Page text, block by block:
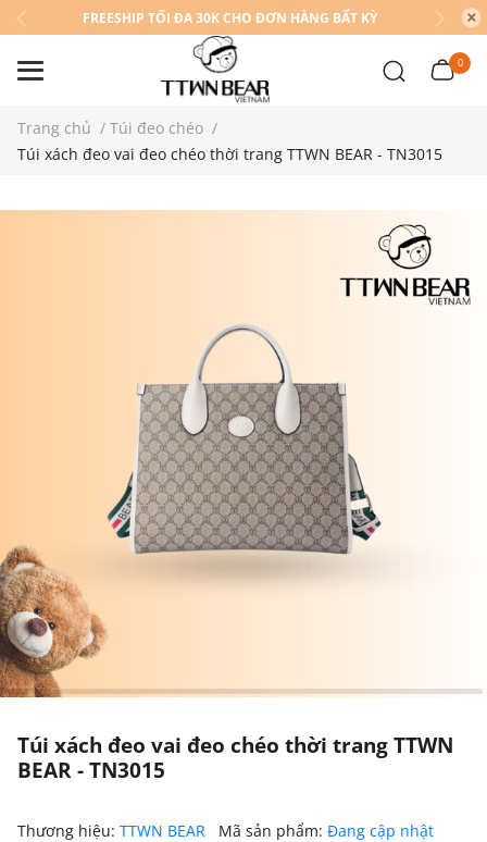
FREESHIP TỐI ĐA 30K CHO ĐƠN HÀNG BẤT KỲ
0
Trang chủ / Túi đeo chéo /
Túi xách đeo vai đeo chéo thời trang TTWN BEAR - TN3015
Túi xách đeo vai đeo chéo thời trang TTWN
BEAR - TN3015
Thương hiệu: TTWN BEAR Mã sản phẩm: Đang cập nhật